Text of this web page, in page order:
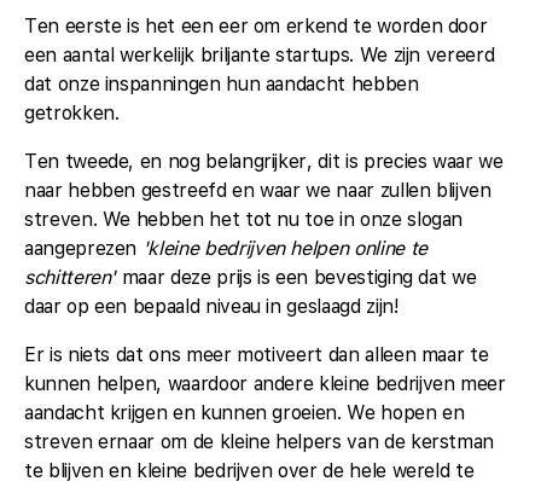
Ten eerste is het een eer om erkend te worden door
een aantal werkelijk briljante startups. We zijn vereerd
dat onze inspanningen hun aandacht hebben
getrokken.
Ten tweede, en nog belangrijker, dit is precies waar we
naar hebben gestreefd en waar we naar zullen blijven
streven. We hebben het tot nu toe in onze slogan
aangeprezen 'kleine bedrijven helpen online te
schitteren'maar deze prijs is een bevestiging dat we
daar op een bepaald niveau in geslaagd zijn!
Er is niets dat ons meer motiveert dan alleen maar te
kunnen helpen, waardoor andere kleine bedrijven meer
aandacht krijgen en kunnen groeien. We hopen en
streven ernaar om de kleine helpers van de kerstman
te blijven en kleine bedrijven over de hele wereld te